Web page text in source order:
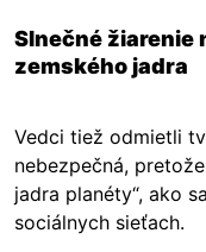
Slnečné žiarenie
zemského jadra
Vedci tiež odmietli
nebezpečná,
jadra planéty“, ako
sociálnych sieťach.